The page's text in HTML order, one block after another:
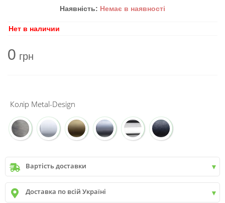
Наявність: Немає в наявності
Нет в наличии
0грн
Колір Metal-Design
Вартість доставки
Київдо9999 грн. -400 грн.
Київвід9999 грн - БЕЗКОШТОВНО
Доставка по всій Україні